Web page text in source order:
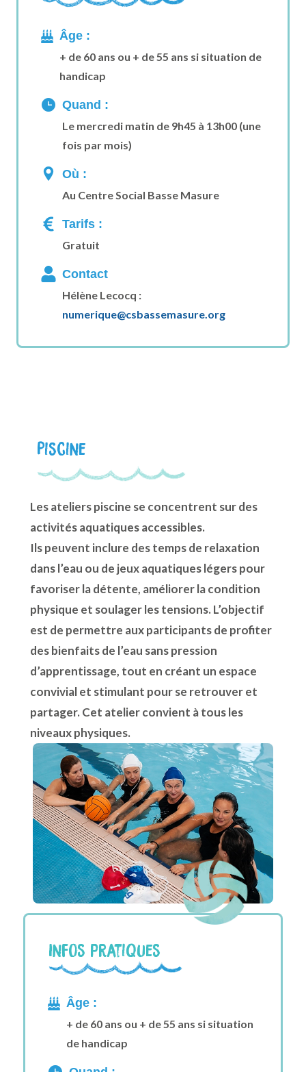
Âge :
+ de 60 ans ou + de 55 ans si situation de
handicap
Quand :
Le mercredi matin de 9h45 à 13h00 (une
fois par mois)
Où :
Au Centre Social Basse Masure
Tarifs :
Gratuit
Contact
Hélène Lecocq :
numerique@csbassemasure.org
Piscine
Les ateliers piscine se concentrent sur des
activités aquatiques accessibles.
Ils peuvent inclure des temps de relaxation
dans l’eau ou de jeux aquatiques légers pour
favoriser la détente, améliorer la condition
physique et soulager les tensions. L’objectif
est de permettre aux participants de profiter
des bienfaits de l’eau sans pression
d’apprentissage, tout en créant un espace
convivial et stimulant pour se retrouver et
partager. Cet atelier convient à tous les
niveaux physiques.
Infos pratiques
Âge :
+ de 60 ans ou + de 55 ans si situation
de handicap